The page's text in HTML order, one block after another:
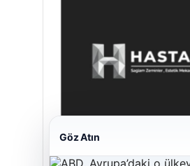
Göz Atın